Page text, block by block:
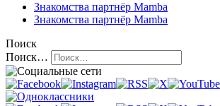
Знакомства партнёр Mamba
Знакомства партнёр Mamba
Поиск
Поиск…